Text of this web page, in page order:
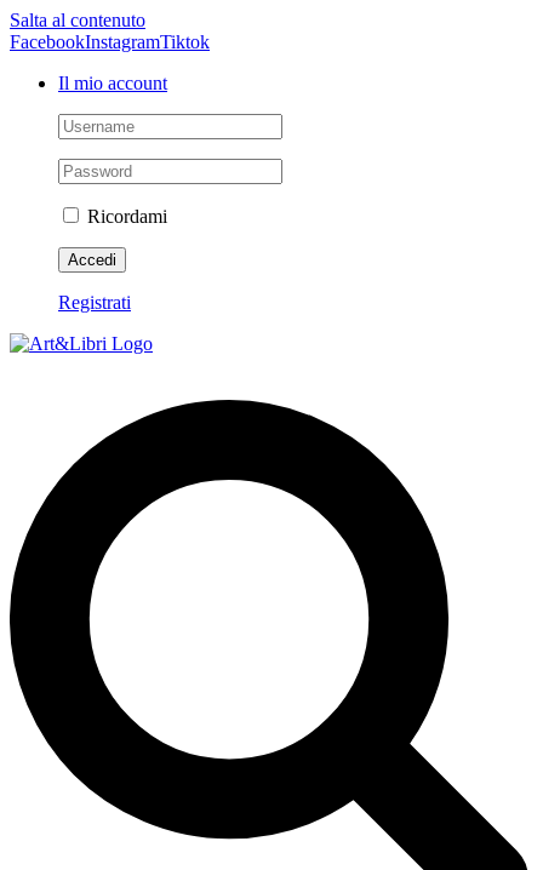
Salta al contenuto
FacebookInstagramTiktok
Il mio account
Ricordami
Registrati